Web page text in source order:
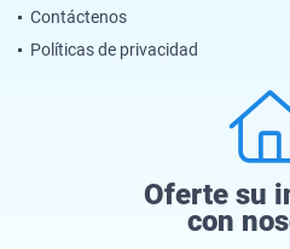
Contáctenos
Políticas de privacidad
Oferte su
con